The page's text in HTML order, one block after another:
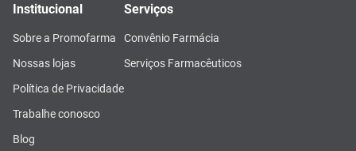
Institucional
Sobre a Promofarma
Nossas lojas
Política de Privacidade
Trabalhe conosco
Blog
Serviços
Convênio Farmácia
Serviços Farmacêuticos